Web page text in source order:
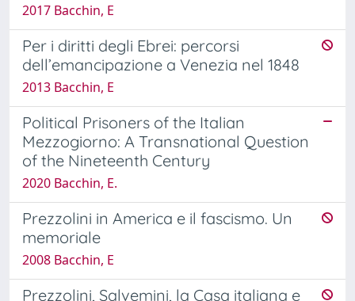
2017 Bacchin, E
Per i diritti degli Ebrei: percorsi
dell’emancipazione a Venezia nel 1848
2013 Bacchin, E
Political Prisoners of the Italian
Mezzogiorno: A Transnational Question
of the Nineteenth Century
2020 Bacchin, E.
Prezzolini in America e il fascismo. Un
memoriale
2008 Bacchin, E
Prezzolini, Salvemini, la Casa italiana e